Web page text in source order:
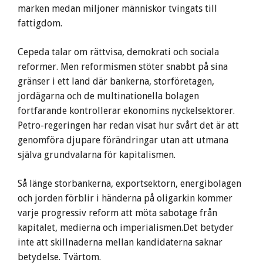
marken medan miljoner människor tvingats till
fattigdom.
Cepeda talar om rättvisa, demokrati och sociala
reformer. Men reformismen stöter snabbt på sina
gränser i ett land där bankerna, storföretagen,
jordägarna och de multinationella bolagen
fortfarande kontrollerar ekonomins nyckelsektorer.
Petro-regeringen har redan visat hur svårt det är att
genomföra djupare förändringar utan att utmana
själva grundvalarna för kapitalismen.
Så länge storbankerna, exportsektorn, energibolagen
och jorden förblir i händerna på oligarkin kommer
varje progressiv reform att möta sabotage från
kapitalet, medierna och imperialismen.Det betyder
inte att skillnaderna mellan kandidaterna saknar
betydelse. Tvärtom.